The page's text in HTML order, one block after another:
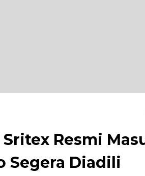
Resmi
Segera Diadili